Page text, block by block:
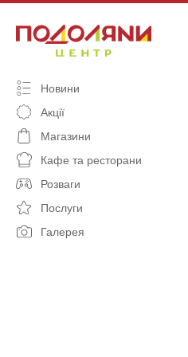
content
Новини
Акції
Магазини
Кафе та ресторани
Розваги
Послуги
Галерея